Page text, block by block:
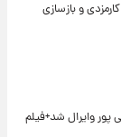
و بازسازی
وایرال شد+فیلم